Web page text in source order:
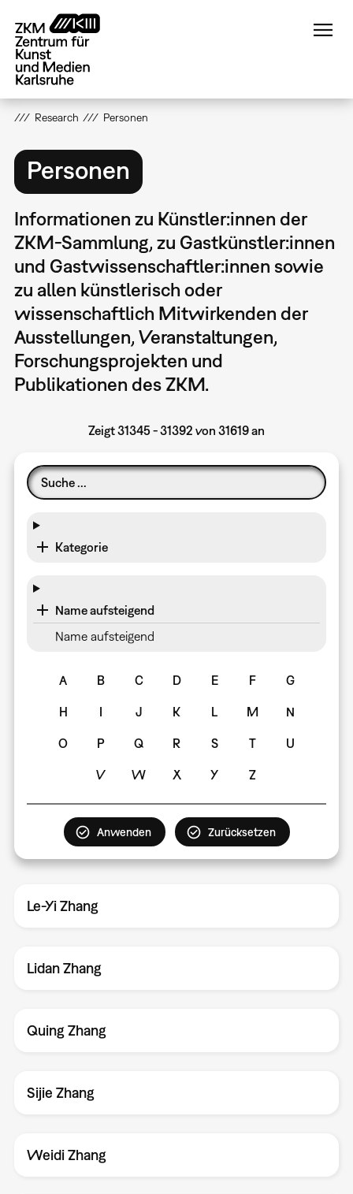
zum
Inhalt
Research Personen
Personen
Informationen zu Künstler:innen der
ZKM-Sammlung, zu Gastkünstler:innen
und Gastwissenschaftler:innen sowie
zu allen künstlerisch oder
wissenschaftlich Mitwirkenden der
Ausstellungen, Veranstaltungen,
Forschungsprojekten und
Publikationen des ZKM.
Zeigt 31345 - 31392 von 31619 an
Kategorie
Name aufsteigend
Name aufsteigend
A B C D E F G
H I J K L M N
O P Q R S T U
V W X Y Z
Le-Yi Zhang
Lidan Zhang
Quing Zhang
Sijie Zhang
Weidi Zhang